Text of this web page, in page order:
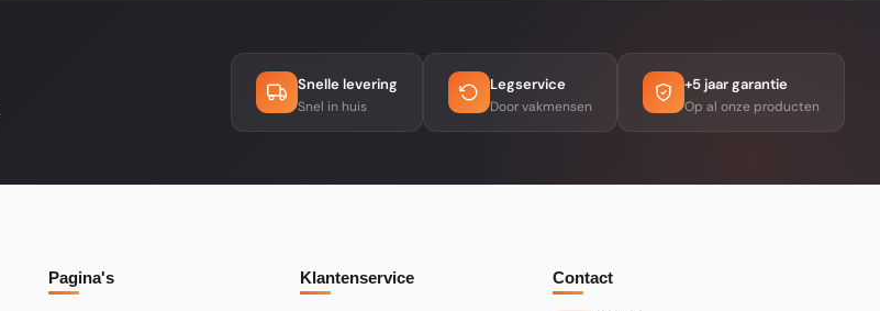
Snelle levering
Snel in huis
Legservice
Door vakmensen
+5 jaar garantie
Op al onze producten
Pagina's Klantenservice Contact